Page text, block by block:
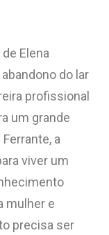
Elena
do lar
profissional
um grande
Ferrante, a
viver um
mulher e
precisa ser